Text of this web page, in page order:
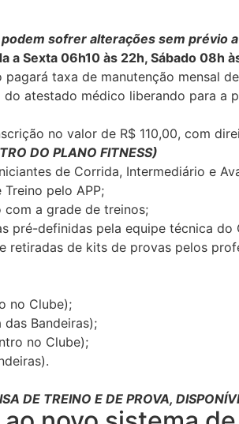
sofrer alterações sem prévio
a Sexta 06h10 às 22h, Sábado 08h
taxa de manutenção mensal
atestado médico liberando para a
no valor de R$ 110,00, com
DO PLANO FITNESS)
de Corrida, Intermediário e
pelo APP;
com a grade de treinos;
pré-definidas pela equipe técnica do
retiradas de kits de provas pelos
no Clube);
das Bandeiras);
no Clube);
DE TREINO E DE PROVA,